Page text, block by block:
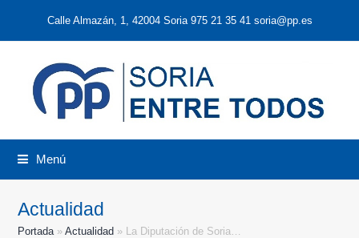
Calle Almazán, 1, 42004 Soria 975 21 35 41 soria@pp.es
Menú
Actualidad
Portada»Actualidad » La Diputación de Soria…